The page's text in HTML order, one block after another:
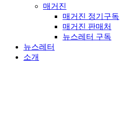
매거진
매거진 정기구독
매거진 판매처
뉴스레터 구독
뉴스레터
소개